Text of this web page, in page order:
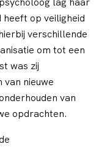
op veiligheid
verschillende
om tot een
was zij
nieuwe
van
opdrachten.